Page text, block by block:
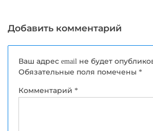
Добавить комментарий
Ваш адрес email не будет
Обязательные поля помечены *
Комментарий *